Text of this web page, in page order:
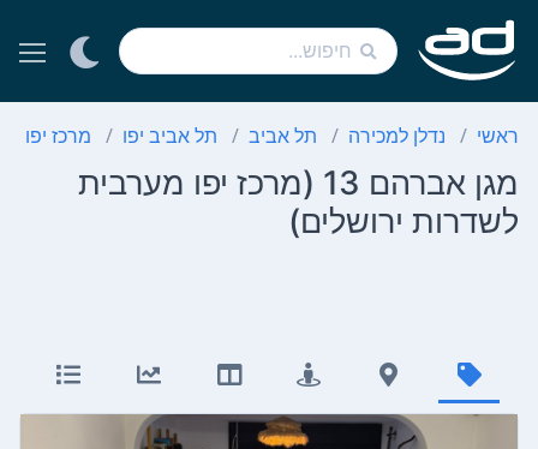
ראשי נדלן למכירה תל אביב תל אביב יפו מרכז יפו
מגן אברהם 13 (מרכז יפו מערבית
לשדרות ירושלים)